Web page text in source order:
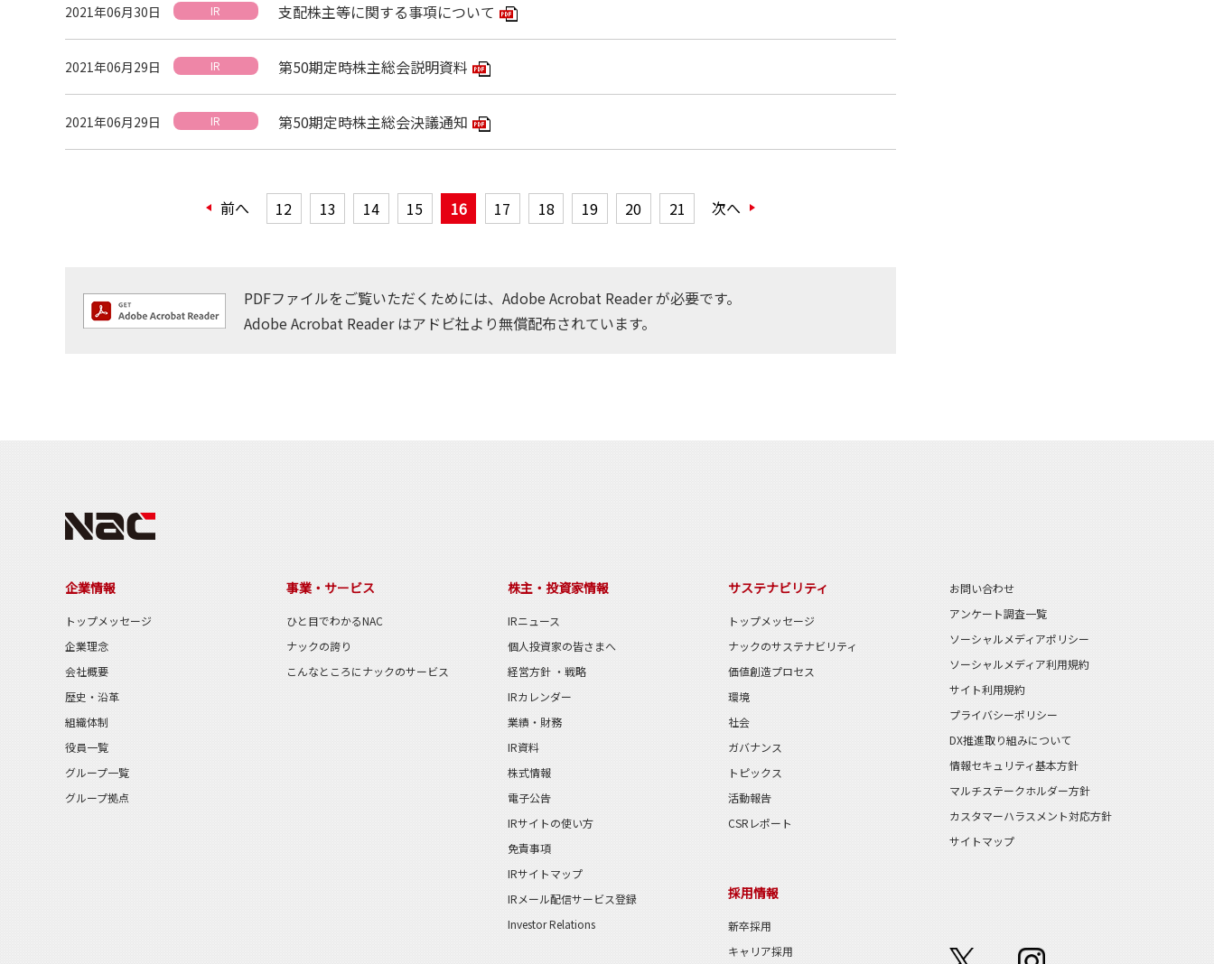
2021年06月30日 IR 支配株主等に関する事項について
2021年06月29日 IR 第50期定時株主総会説明資料
2021年06月29日 IR 第50期定時株主総会決議通知
前へ 12 13 14 15 16 17 18 19 20 21 次へ
PDFファイルをご覧いただくためには、Adobe Acrobat Reader が必要です。
Adobe Acrobat Readerはアドビ社より無償配布されています。
企業情報
トップメッセージ
企業理念
会社概要
歴史・沿革
組織体制
役員一覧
グループ一覧
グループ拠点
事業・サービス
ひと目でわかるNAC
ナックの誇り
こんなところにナックのサービス
株主・投資家情報
IRニュース
個人投資家の皆さまへ
経営方針 ・戦略
IRカレンダー
業績・財務
IR資料
株式情報
電子公告
IRサイトの使い方
免責事項
IRサイトマップ
IRメール配信サービス登録
Investor Relations
サステナビリティ
トップメッセージ
ナックのサステナビリティ
価値創造プロセス
環境
社会
ガバナンス
トピックス
活動報告
CSRレポート
採用情報
新卒採用
キャリア採用
お問い合わせ
アンケート調査一覧
ソーシャルメディアポリシー
ソーシャルメディア利用規約
サイト利用規約
プライバシーポリシー
DX推進取り組みについて
情報セキュリティ基本方針
マルチステークホルダー方針
カスタマーハラスメント対応方針
サイトマップ